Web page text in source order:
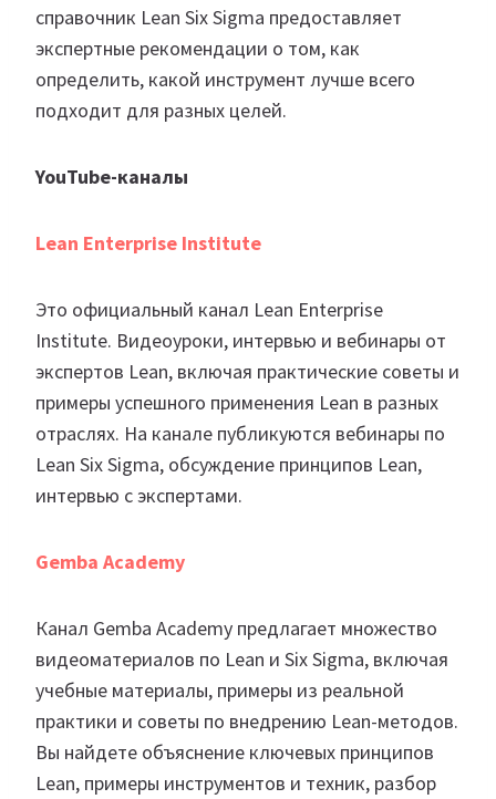
справочник Lean Six Sigma предоставляет
экспертные рекомендации о том, как
определить, какой инструмент лучше всего
подходит для разных целей.
YouTube-каналы
Lean Enterprise Institute
Это официальный канал Lean Enterprise
Institute. Видеоуроки, интервью и вебинары от
экспертов Lean, включая практические советы и
примеры успешного применения Lean в разных
отраслях. На канале публикуются вебинары по
Lean Six Sigma, обсуждение принципов Lean,
интервью с экспертами.
Gemba Academy
Канал Gemba Academy предлагает множество
видеоматериалов по Lean и Six Sigma, включая
учебные материалы, примеры из реальной
практики и советы по внедрению Lean-методов.
Вы найдете объяснение ключевых принципов
Lean, примеры инструментов и техник, разбор